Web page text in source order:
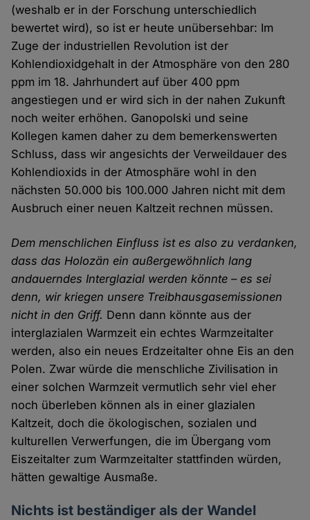
(weshalb er in der Forschung unterschiedlich
bewertet wird), so ist er heute unübersehbar: Im
Zuge der industriellen Revolution ist der
Kohlendioxidgehalt in der Atmosphäre von den 280
ppm im 18. Jahrhundert auf über 400 ppm
angestiegen und er wird sich in der nahen Zukunft
noch weiter erhöhen. Ganopolski und seine
Kollegen kamen daher zu dem bemerkenswerten
Schluss, dass wir angesichts der Verweildauer des
Kohlendioxids in der Atmosphäre wohl in den
nächsten 50.000 bis 100.000 Jahren nicht mit dem
Ausbruch einer neuen Kaltzeit rechnen müssen.
Dem menschlichen Einfluss ist es also zu verdanken,
dass das Holozän ein außergewöhnlich lang
andauerndes Interglazial werden könnte – es sei
denn, wir kriegen unsere Treibhausgasemissionen
nicht in den Griff. Denn dann könnte aus der
interglazialen Warmzeit ein echtes Warmzeitalter
werden, also ein neues Erdzeitalter ohne Eis an den
Polen. Zwar würde die menschliche Zivilisation in
einer solchen Warmzeit vermutlich sehr viel eher
noch überleben können als in einer glazialen
Kaltzeit, doch die ökologischen, sozialen und
kulturellen Verwerfungen, die im Übergang vom
Eiszeitalter zum Warmzeitalter stattfinden würden,
hätten gewaltige Ausmaße.
Nichts ist beständiger als der Wandel